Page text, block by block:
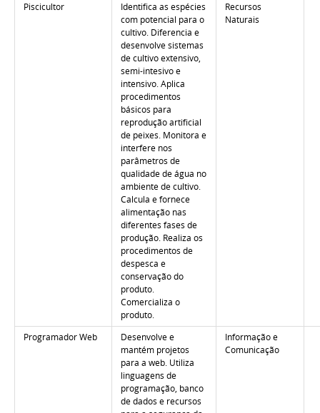
Piscicultor
Identifica as espécies
com potencial para o
cultivo. Diferencia e
desenvolve sistemas
de cultivo extensivo,
semi-intesivo e
intensivo. Aplica
procedimentos
básicos para
reprodução artificial
de peixes. Monitora e
interfere nos
parâmetros de
qualidade de água no
ambiente de cultivo.
Calcula e fornece
alimentação nas
diferentes fases de
produção. Realiza os
procedimentos de
despesca e
conservação do
produto.
Comercializa o
produto.
Recursos
Naturais
Programador Web
Desenvolve e
mantém projetos
para a web. Utiliza
linguagens de
programação, banco
de dados e recursos
Informação e
Comunicação